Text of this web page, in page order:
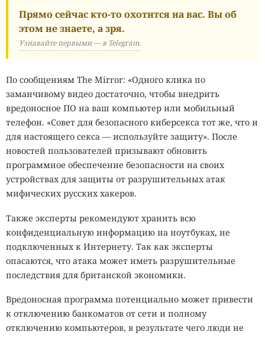
Прямо сейчас кто-то охотится на вас. Вы об
этом не знаете, а зря.
Узнавайте первыми — в Telegram.
По сообщениям The Mirror: «Одного клика по
заманчивому видео достаточно, чтобы внедрить
вредоносное ПО на ваш компьютер или мобильный
телефон. «Совет для безопасного киберсекса тот же, что и
для настоящего секса — используйте защиту». После
новостей пользователей призывают обновить
программное обеспечение безопасности на своих
устройствах для защиты от разрушительных атак
мифических русских хакеров.
Также эксперты рекомендуют хранить всю
конфиденциальную информацию на ноутбуках, не
подключенных к Интернету. Так как эксперты
опасаются, что атака может иметь разрушительные
последствия для британской экономики.
Вредоносная программа потенциально может привести
к отключению банкоматов от сети и полному
отключению компьютеров, в результате чего люди не